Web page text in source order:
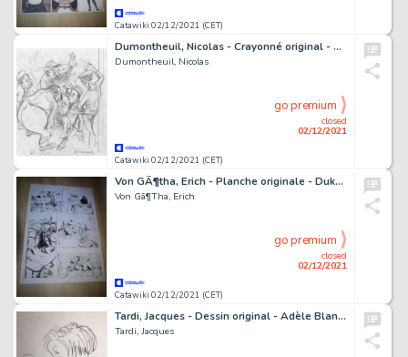
Catawiki 02/12/2021 (CET)
Dumontheuil, Nicolas - Crayonné original - Qui a tué l'idiot ? - (1996)
Dumontheuil, Nicolas
Catawiki 02/12/2021 (CET)
closed
02/12/2021
go premium
Von GÃ¶tha, Erich - Planche originale - Duke White - Vers le nouveau monde - (1987)
Von Gã¶Tha, Erich
Catawiki 02/12/2021 (CET)
closed
02/12/2021
go premium
Tardi, Jacques - Dessin original - Adèle Blanc-Sec
Tardi, Jacques